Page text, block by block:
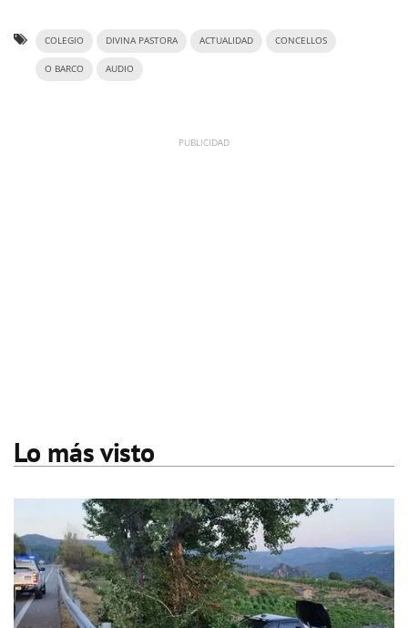
COLEGIO DIVINA PASTORA ACTUALIDAD CONCELLOS
O BARCO AUDIO
Lo más visto